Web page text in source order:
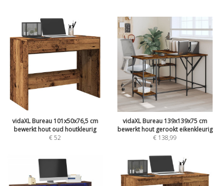
vidaXL Bureau 101x50x76,5 cm
bewerkt hout oud houtkleurig
€52
vidaXL Bureau 139x139x75 cm
bewerkt hout gerookt eikenkleurig
€ 138,99